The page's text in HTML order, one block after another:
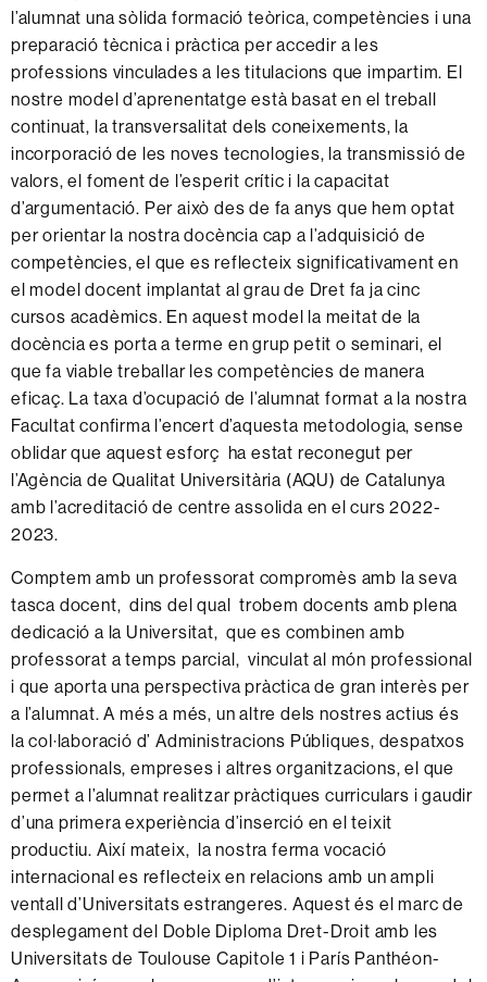
l’alumnat una sòlida formació teòrica, competències i una
preparació tècnica i pràctica per accedir a les
professions vinculades a les titulacions que impartim. El
nostre model d’aprenentatge està basat en el treball
continuat, la transversalitat dels coneixements, la
incorporació de les noves tecnologies, la transmissió de
valors, el foment de l’esperit crític i la capacitat
d’argumentació. Per això des de fa anys que hem optat
per orientar la nostra docència cap a l’adquisició de
competències, el que es reflecteix significativament en
el model docent implantat al grau de Dret fa ja cinc
cursos acadèmics. En aquest model la meitat de la
docència es porta a terme en grup petit o seminari, el
que fa viable treballar les competències de manera
eficaç. La taxa d’ocupació de l’alumnat format a la nostra
Facultat confirma l’encert d’aquesta metodologia, sense
oblidar que aquest esforç ha estat reconegut per
l’Agència de Qualitat Universitària (AQU) de Catalunya
amb l’acreditació de centre assolida en el curs 2022-
2023.
Comptem amb un professorat compromès amb la seva
tasca docent, dins del qual trobem docents amb plena
dedicació a la Universitat, que es combinen amb
professorat a temps parcial, vinculat al món professional
i que aporta una perspectiva pràctica de gran interès per
a l’alumnat. A més a més, un altre dels nostres actius és
la col·laboració d’ Administracions Públiques, despatxos
professionals, empreses i altres organitzacions, el que
permet a l’alumnat realitzar pràctiques curriculars i gaudir
d’una primera experiència d’inserció en el teixit
productiu. Així mateix, la nostra ferma vocació
internacional es reflecteix en relacions amb un ampli
ventall d’Universitats estrangeres. Aquest és el marc de
desplegament del Doble Diploma Dret-Droit amb les
Universitats de Toulouse Capitole 1 i París Panthéon-